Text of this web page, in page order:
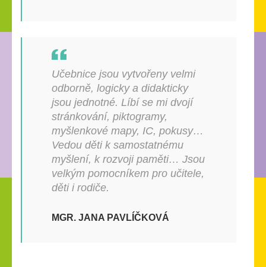
Učebnice jsou vytvořeny velmi
odborně, logicky a didakticky
jsou jednotné. Líbí se mi dvojí
stránkování, piktogramy,
myšlenkové mapy, IC, pokusy…
Vedou děti k samostatnému
myšlení, k rozvoji paměti… Jsou
velkým pomocníkem pro učitele,
děti i rodiče.
MGR. JANA PAVLÍČKOVÁ